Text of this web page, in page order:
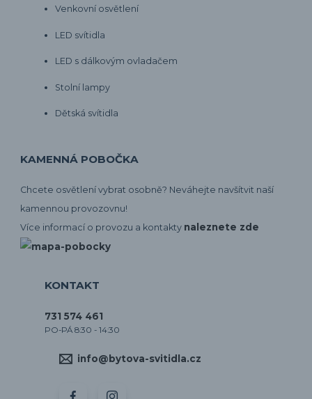
Venkovní osvětlení
LED svítidla
LED s dálkovým ovladačem
Stolní lampy
Dětská svítidla
KAMENNÁ POBOČKA
Chcete osvětlení vybrat osobně? Neváhejte navšítvit naší
kamennou provozovnu!
Více informací o provozu a kontakty naleznete zde
KONTAKT
731 574 461
PO-PÁ 8:30 - 14:30
info@bytova-svitidla.cz